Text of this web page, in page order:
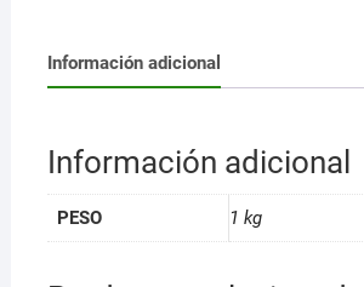
Información adicional
Información adicional
PESO 1 kg